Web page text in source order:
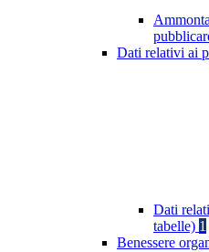
Dati relativi ai
Dati
tabelle) 1
Benessere